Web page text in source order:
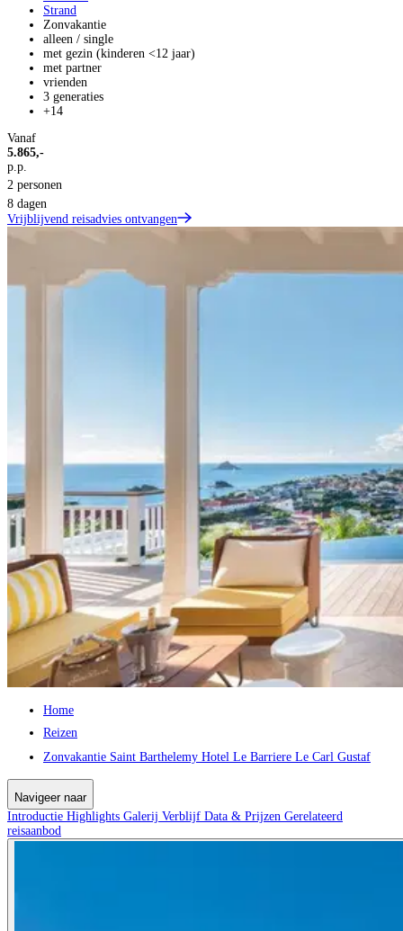
Strand
Zonvakantie
alleen / single
met gezin (kinderen <12 jaar)
met partner
vrienden
3 generaties
+14
Vanaf
5.865,-
p.p.
2 personen
8 dagen
Vrijblijvend reisadvies ontvangen
Home
Reizen
Zonvakantie Saint Barthelemy Hotel Le Barriere Le Carl Gustaf
Navigeer naar
Introductie Highlights Galerij Verblijf Data & Prijzen Gerelateerd
reisaanbod